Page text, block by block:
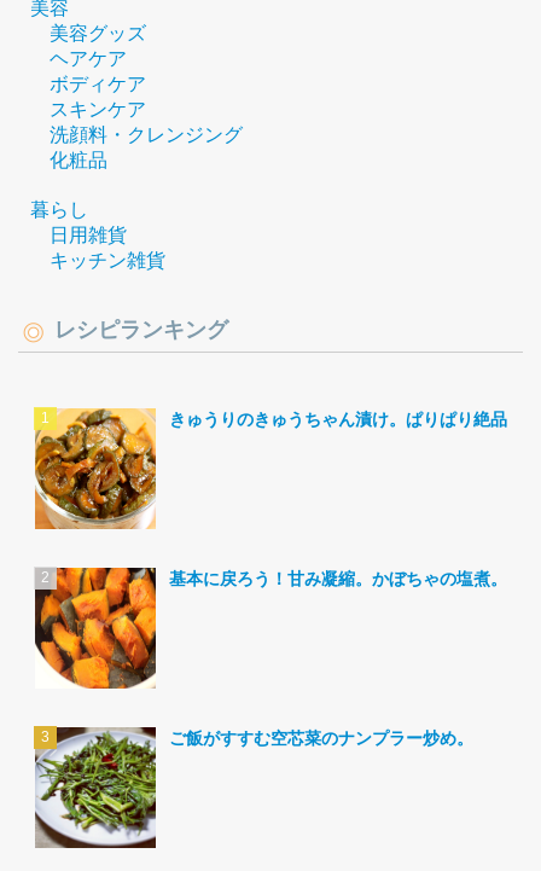
美容
美容グッズ
ヘアケア
ボディケア
スキンケア
洗顔料・クレンジング
化粧品
暮らし
日用雑貨
キッチン雑貨
レシピランキング
きゅうりのきゅうちゃん漬け。ぱりぱり絶品。
基本に戻ろう！甘み凝縮。かぼちゃの塩煮。
ご飯がすすむ空芯菜のナンプラー炒め。